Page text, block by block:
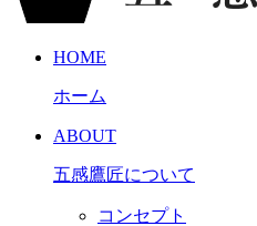
HOME
ホーム
ABOUT
五感鷹匠について
コンセプト